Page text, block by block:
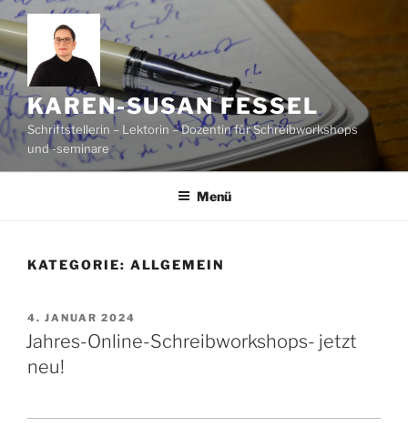
Zum
Inhalt
springen
KAREN-SUSAN FESSEL
Schriftstellerin – Lektorin – Dozentin für Schreibworkshops
und -seminare
Menü
KATEGORIE: ALLGEMEIN
VERÖFFENTLICHT
AM
4. JANUAR 2024
Jahres-Online-Schreibworkshops- jetzt
neu!